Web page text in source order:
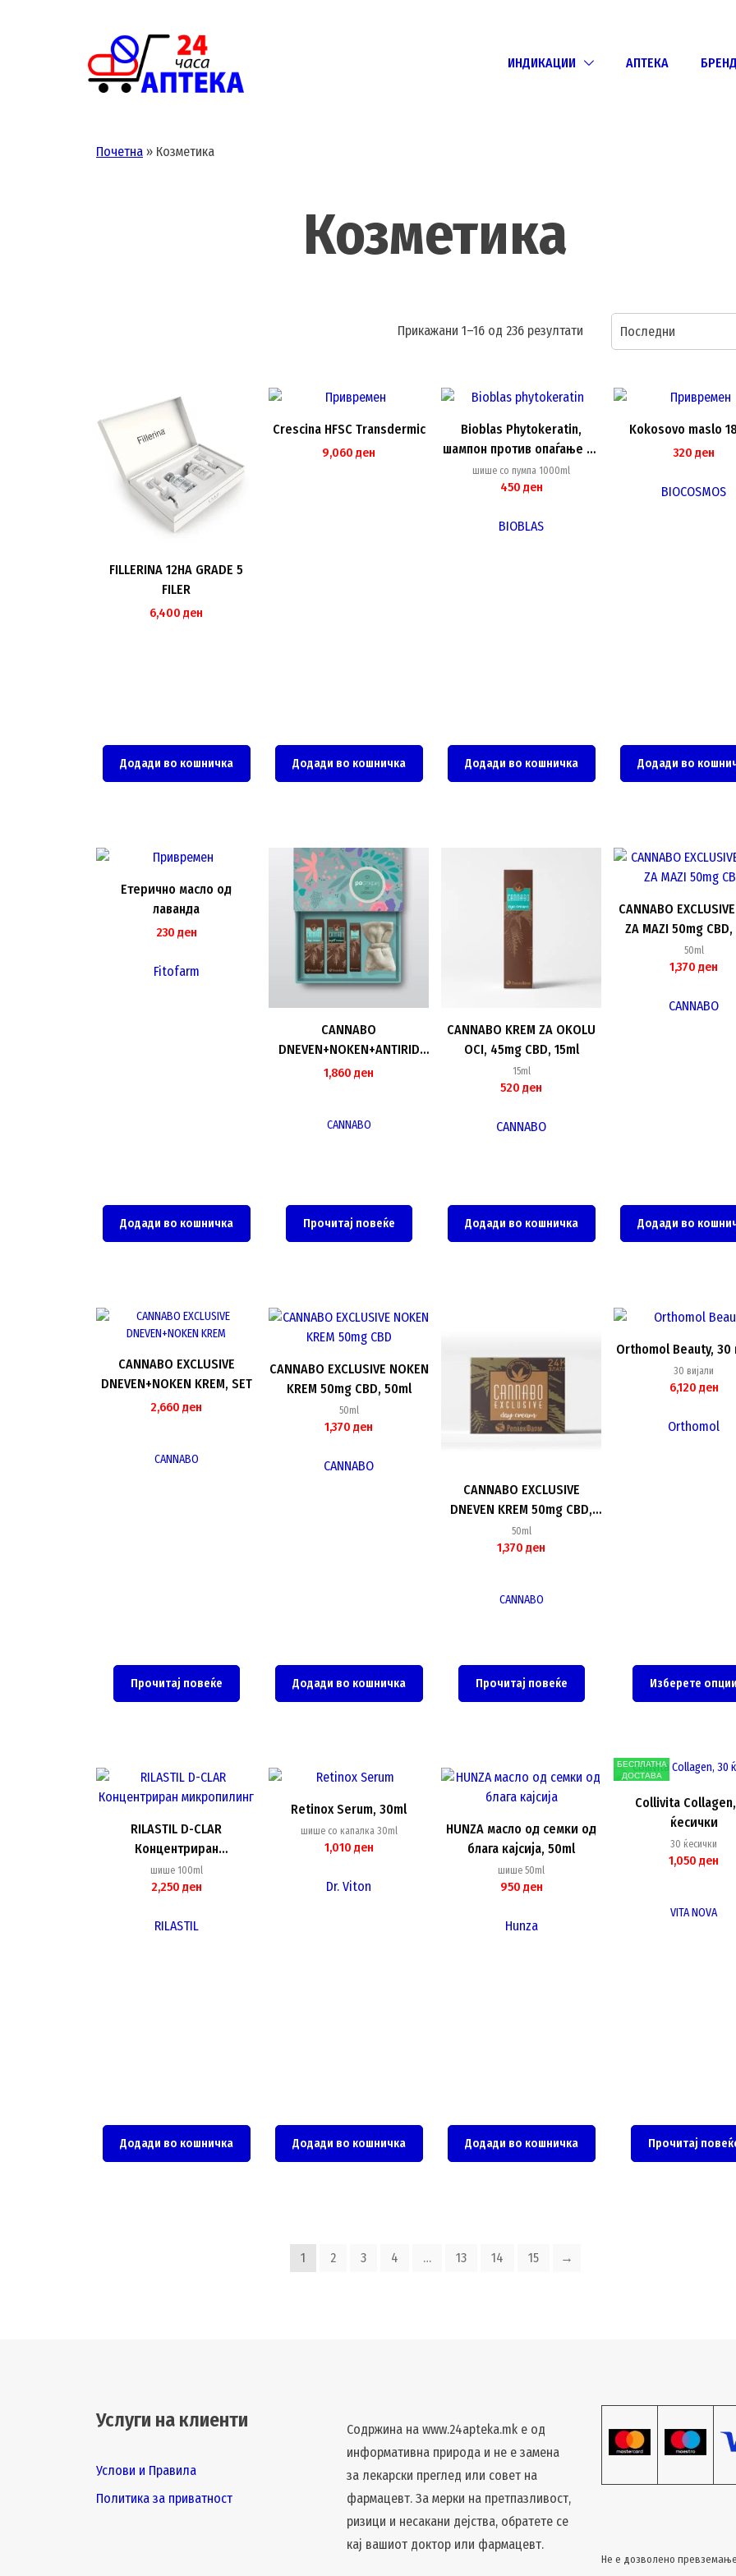
ИНДИКАЦИИ
АПТЕКА
Почетна » Козметика
Козметика
Прикажани 1–16 од 236 резултати Последни
FILLERINA 12HA GRADE 5
FILER
6,400 ден
Додади во кошничка
Crescina HFSC Transdermic
9,060 ден
Додади во кошничка
Bioblas Phytokeratin,
шампон против опаѓање на
косата, 1000ml
шише со пумпа 1000ml
450 ден
BIOBLAS
Додади во кошничка
Kokosovo maslo
320 ден
BIOCOSMOS
Додади во
Етерично масло од
лаванда
230 ден
Fitofarm
Додади во кошничка
CANNABO
DNEVEN+NOKEN+ANTIRID
KREM, SET
1,860 ден
CANNABO
Прочитај повеќе
CANNABO KREM ZA OKOLU
OCI, 45mg CBD, 15ml
15ml
520 ден
CANNABO
Додади во кошничка
CANNABO
ZA MAZI 50mg
50ml
1,370 ден
CANNABO
Додади во
CANNABO EXCLUSIVE
DNEVEN+NOKEN KREM, SET
2,660 ден
CANNABO
Прочитај повеќе
CANNABO EXCLUSIVE NOKEN
KREM 50mg CBD, 50ml
50ml
1,370 ден
CANNABO
Додади во кошничка
CANNABO EXCLUSIVE
DNEVEN KREM 50mg CBD,
50ml
50ml
1,370 ден
CANNABO
Прочитај повеќе
Orthomol Beauty, 30
30 вијали
6,120 ден
Orthomol
Изберете
This
has
RILASTIL D-CLAR
Концентриран
микропилинг, 100ml
шише 100ml
2,250 ден
RILASTIL
Додади во кошничка
Retinox Serum, 30ml
шише со капалка 30ml
1,010 ден
Dr. Viton
Додади во кошничка
HUNZA масло од семки од
блага кајсија, 50ml
шише 50ml
950 ден
Hunza
Додади во кошничка
БЕСПЛАТНА
ДОСТАВА
Collivita
ќесички
30 ќесички
1,050 ден
VITA NOVA
Прочитај
1 2 3 4 … 13 14 15 →
Услуги на клиенти
Услови и Правила
Политика за приватност
Содржина на www.24apteka.mk е од
информативна природа и не е замена
за лекарски преглед или совет на
фармацевт. За мерки на претпазливост,
ризици и несакани дејства, обратете се
кај вашиот доктор или фармацевт.
Не е дозволено